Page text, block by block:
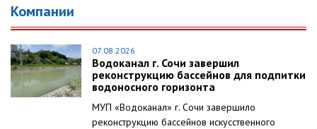
Компании
07.08.2026
Водоканал г. Сочи завершил
реконструкцию бассейнов для подпитки
водоносного горизонта
МУП «Водоканал» г. Сочи завершило
реконструкцию бассейнов искусственного